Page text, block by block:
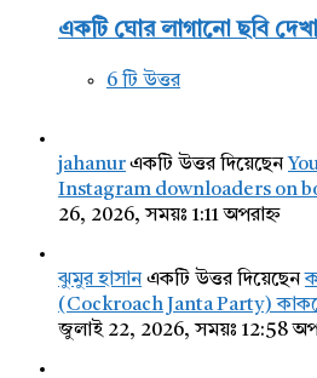
একটি ঘোর লাগানো ছবি
6 টি উত্তর
jahanurএকটি উত্তর দিয়েছেন
Instagram downloaders on
26, 2026, সময়ঃ 1:11 অপরাহ্ন
ঝুমুর হাসানএকটি উত্তর দিয়েছেন
(Cockroach Janta Party)
জুলাই 22, 2026, সময়ঃ 12:58